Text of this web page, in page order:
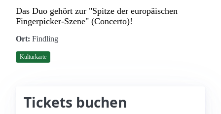
Das Duo gehört zur "Spitze der europäischen
Fingerpicker-Szene" (Concerto)!
Ort: Findling
Kulturkarte
Tickets buchen